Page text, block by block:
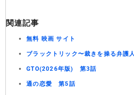
関連記事
無料 映画 サイト
ブラックトリック〜裁きを操る弁
GTO(2026年版) 第3話
通の恋愛 第5話